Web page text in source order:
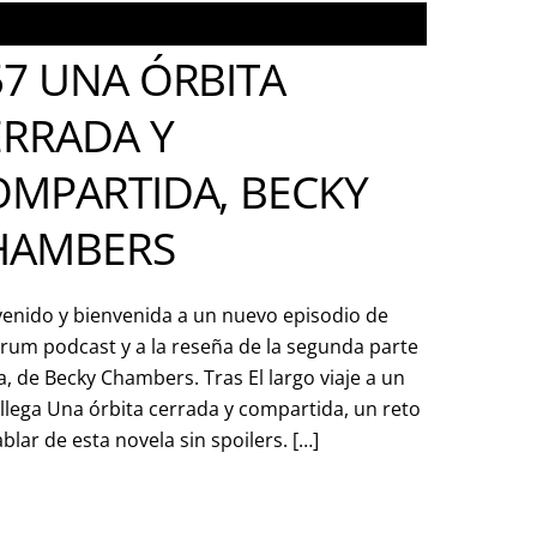
UNA ÓRBITA
Y
BECKY
y bienvenida a un nuevo episodio de
podcast y a la reseña de la segunda parte
de Becky Chambers. Tras El largo viaje a un
Una órbita cerrada y compartida, un reto
de esta novela sin spoilers. […]